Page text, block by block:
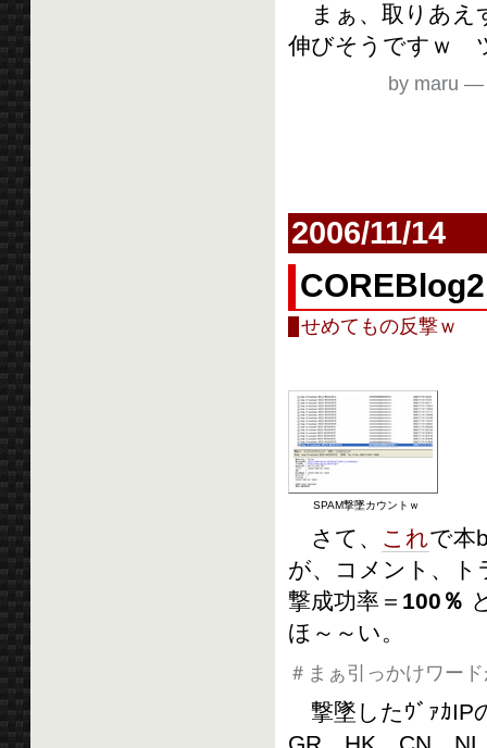
まぁ、取りあえ
伸びそうですｗ
by maru
2006/11/14
せめてもの反撃ｗ
SPAM撃墜カウントｗ
さて、 これで本
が、コメント、ト
撃成功率＝ 100％
ほ～～い。
＃まぁ引っかけワー
撃墜したｳﾞｧｶIP